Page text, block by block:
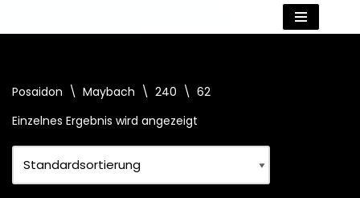
Posaidon \ Maybach \ 240 \ 62
Einzelnes Ergebnis wird angezeigt